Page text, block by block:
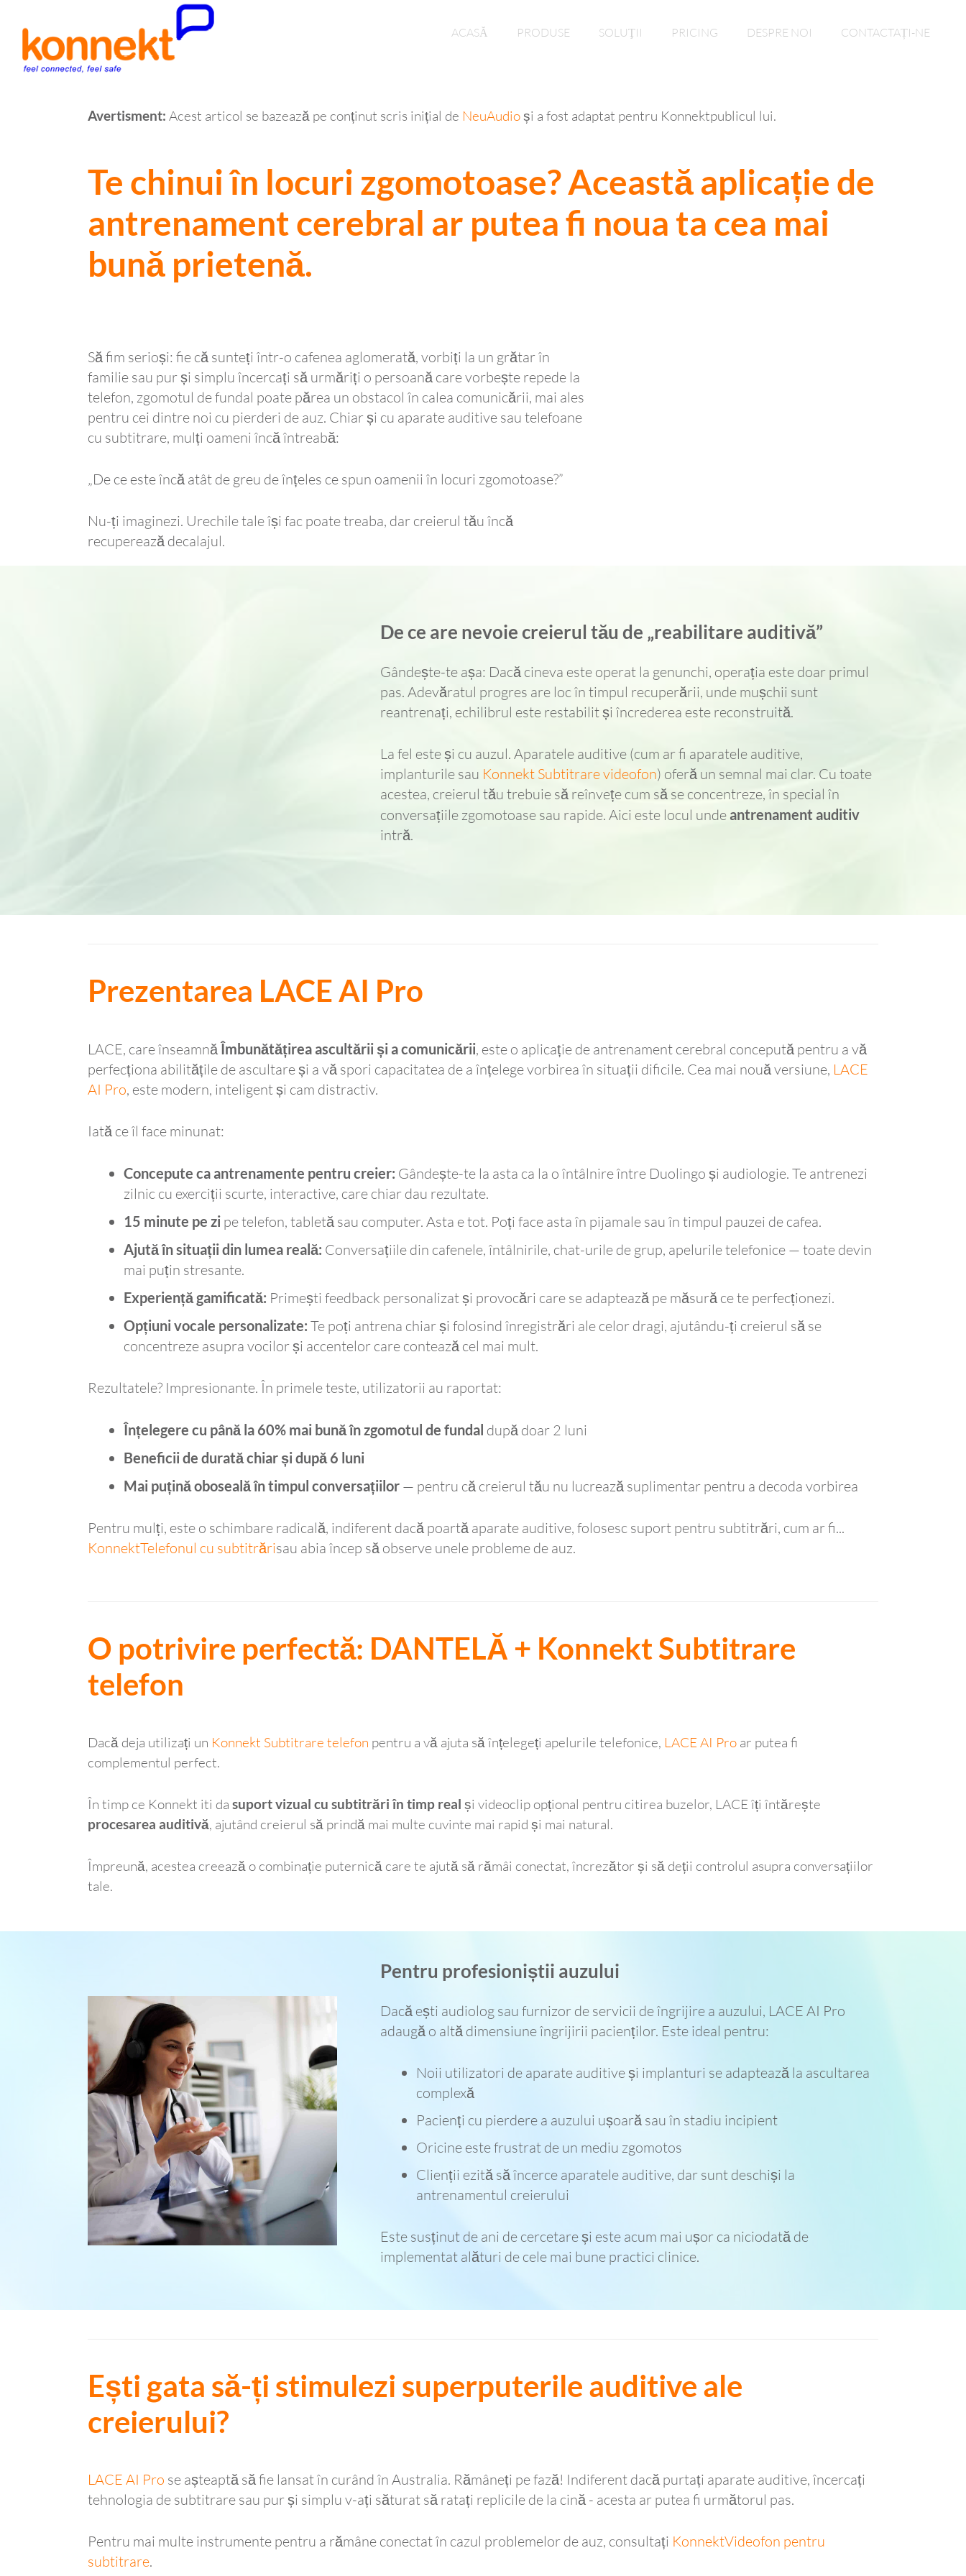
ACASĂ PRODUSE SOLUŢII PRICING DESPRE NOI CONTACTAȚI-NE
Avertisment: Acest articol se bazează pe conținut scris inițial de NeuAudioși a fost adaptat pentru Konnektpublicul lui.
Te chinui în locuri zgomotoase?Această aplicație de
antrenament cerebral ar putea fi noua ta cea mai
bună prietenă.
Să fim serioși: fie că sunteți într-o cafenea aglomerată, vorbiți la un grătar în
familie sau pur și simplu încercați să urmăriți o persoană care vorbește repede la
telefon, zgomotul de fundal poate părea un obstacol în calea comunicării, mai ales
pentru cei dintre noi cu pierderi de auz. Chiar și cu aparate auditive sau telefoane
cu subtitrare, mulți oameni încă întreabă:
„De ce este încă atât de greu de înțeles ce spun oamenii în locuri zgomotoase?”
Nu-ți imaginezi. Urechile tale își fac poate treaba, dar creierul tău încă
recuperează decalajul.
De ce are nevoie creierul tău de „reabilitare auditivă”
Gândește-te așa: Dacă cineva este operat la genunchi, operația este doar primul
pas. Adevăratul progres are loc în timpul recuperării, unde mușchii sunt
reantrenați, echilibrul este restabilit și încrederea este reconstruită.
La fel este și cu auzul. Aparatele auditive (cum ar fi aparatele auditive,
implanturile sau Konnekt Subtitrare videofon) oferă un semnal mai clar. Cu toate
acestea, creierul tău trebuie să reînvețe cum să se concentreze, în special în
conversațiile zgomotoase sau rapide. Aici este locul unde antrenament auditiv
intră.
Prezentarea LACE AI Pro
LACE, care înseamnăÎmbunătățirea ascultării și a comunicării, este o aplicație de antrenament cerebral concepută pentru a vă
perfecționa abilitățile de ascultare și a vă spori capacitatea de a înțelege vorbirea în situații dificile. Cea mai nouă versiune, LACE
AI Pro, este modern, inteligent și cam distractiv.
Iată ce îl face minunat:
Concepute ca antrenamente pentru creier: Gândește-te la asta ca la o întâlnire între Duolingo și audiologie. Te antrenezi
zilnic cu exerciții scurte, interactive, care chiar dau rezultate.
15 minute pe zi pe telefon, tabletă sau computer. Asta e tot. Poți face asta în pijamale sau în timpul pauzei de cafea.
Ajută în situații din lumea reală: Conversațiile din cafenele, întâlnirile, chat-urile de grup, apelurile telefonice — toate devin
mai puțin stresante.
Experiență gamificată: Primești feedback personalizat și provocări care se adaptează pe măsură ce te perfecționezi.
Opțiuni vocale personalizate: Te poți antrena chiar și folosind înregistrări ale celor dragi, ajutându-ți creierul să se
concentreze asupra vocilor și accentelor care contează cel mai mult.
Rezultatele? Impresionante. În primele teste, utilizatorii au raportat:
Înțelegere cu până la 60% mai bună în zgomotul de fundal după doar 2 luni
Beneficii de durată chiar și după 6 luni
Mai puțină oboseală în timpul conversațiilor — pentru că creierul tău nu lucrează suplimentar pentru a decoda vorbirea
Pentru mulți, este o schimbare radicală, indiferent dacă poartă aparate auditive, folosesc suport pentru subtitrări, cum ar fi...
KonnektTelefonul cu subtitrărisau abia încep să observe unele probleme de auz.
O potrivire perfectă: DANTELĂ + Konnekt Subtitrare
telefon
Dacă deja utilizați un Konnekt Subtitrare telefon pentru a vă ajuta să înțelegeți apelurile telefonice, LACE AI Pro ar putea fi
complementul perfect.
În timp ce Konnekt iti da suport vizual cu subtitrări în timp real și videoclip opțional pentru citirea buzelor, LACE îți întărește
procesarea auditivă, ajutând creierul să prindă mai multe cuvinte mai rapid și mai natural.
Împreună, acestea creează o combinație puternică care te ajută să rămâi conectat, încrezător și să deții controlul asupra conversațiilor
tale.
Pentru profesioniștii auzului
Dacă ești audiolog sau furnizor de servicii de îngrijire a auzului, LACE AI Pro
adaugă o altă dimensiune îngrijirii pacienților. Este ideal pentru:
Noii utilizatori de aparate auditive și implanturi se adaptează la ascultarea
complexă
Pacienți cu pierdere a auzului ușoară sau în stadiu incipient
Oricine este frustrat de un mediu zgomotos
Clienții ezită să încerce aparatele auditive, dar sunt deschiși la
antrenamentul creierului
Este susținut de ani de cercetare și este acum mai ușor ca niciodată de
implementat alături de cele mai bune practici clinice.
Ești gata să-ți stimulezi superputerile auditive ale
creierului?
LACE AI Pro se așteaptă să fie lansat în curând în Australia. Rămâneți pe fază! Indiferent dacă purtați aparate auditive, încercați
tehnologia de subtitrare sau pur și simplu v-ați săturat să ratați replicile de la cină - acesta ar putea fi următorul pas.
Pentru mai multe instrumente pentru a rămâne conectat în cazul problemelor de auz, consultați KonnektVideofon pentru
subtitrare.